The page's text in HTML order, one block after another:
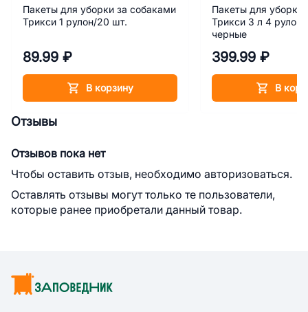
Пакеты для уборки за собаками
Трикси 1 рулон/20 шт.
89.99 ₽
В корзину
Пакеты для уборки
Трикси 3 л 4
черные
399.99 ₽
В
Отзывы
Отзывов пока нет
Чтобы оставить отзыв, необходимо авторизоваться.
Оставлять отзывы могут только те пользователи,
которые ранее приобретали данный товар.